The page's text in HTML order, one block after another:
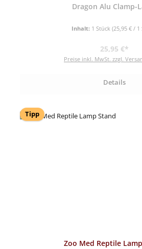
Dragon Alu Clamp-
Inhalt: 1 Stück (25,95 € / 1
Regulärer
25,95 €*
Preise inkl. MwSt. zzgl.
Details
Tipp
Zoo Med Reptile